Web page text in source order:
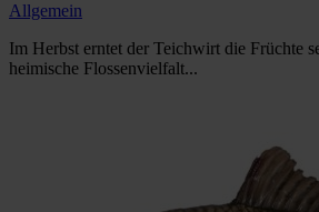
Allgemein
Im Herbst erntet der Teichwirt die Früchte
heimische Flossenvielfalt...